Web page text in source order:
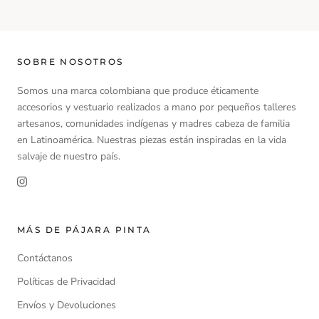
SOBRE NOSOTROS
Somos una marca colombiana que produce éticamente
accesorios y vestuario realizados a mano por pequeños talleres
artesanos, comunidades indígenas y madres cabeza de familia
en Latinoamérica. Nuestras piezas están inspiradas en la vida
salvaje de nuestro país.
MÁS DE PÁJARA PINTA
Contáctanos
Políticas de Privacidad
Envíos y Devoluciones